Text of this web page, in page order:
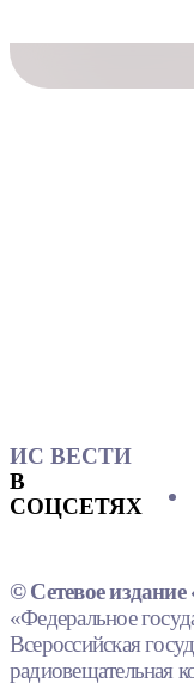
ИС ВЕСТИ
В
СОЦСЕТЯХ
© Сетевое издание
«Федеральное
Всероссийская
радиовещательная